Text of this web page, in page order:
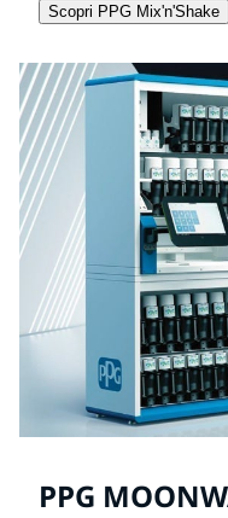
Scopri PPG Mix'n'Shake
PPG